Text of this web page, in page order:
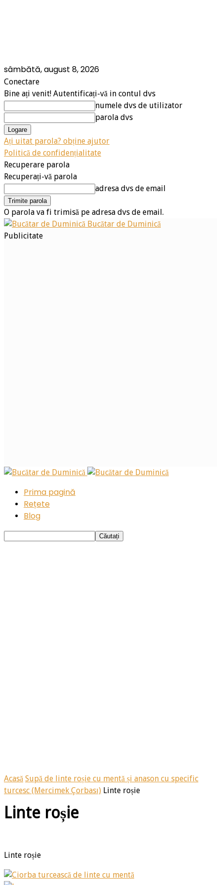
sâmbătă, august 8, 2026
Conectare
Bine ați venit! Autentificați-vă in contul dvs
numele dvs de utilizator
parola dvs
Ați uitat parola? obține ajutor
Politică de confidențialitate
Recuperare parola
Recuperați-vă parola
adresa dvs de email
O parola va fi trimisă pe adresa dvs de email.
Bucătar de Duminică
Publicitate
Prima pagină
Rețete
Blog
Acasă Supă de linte roșie cu mentă și anason cu specific
turcesc (Mercimek Çorbası) Linte roșie
Linte roșie
Linte roșie